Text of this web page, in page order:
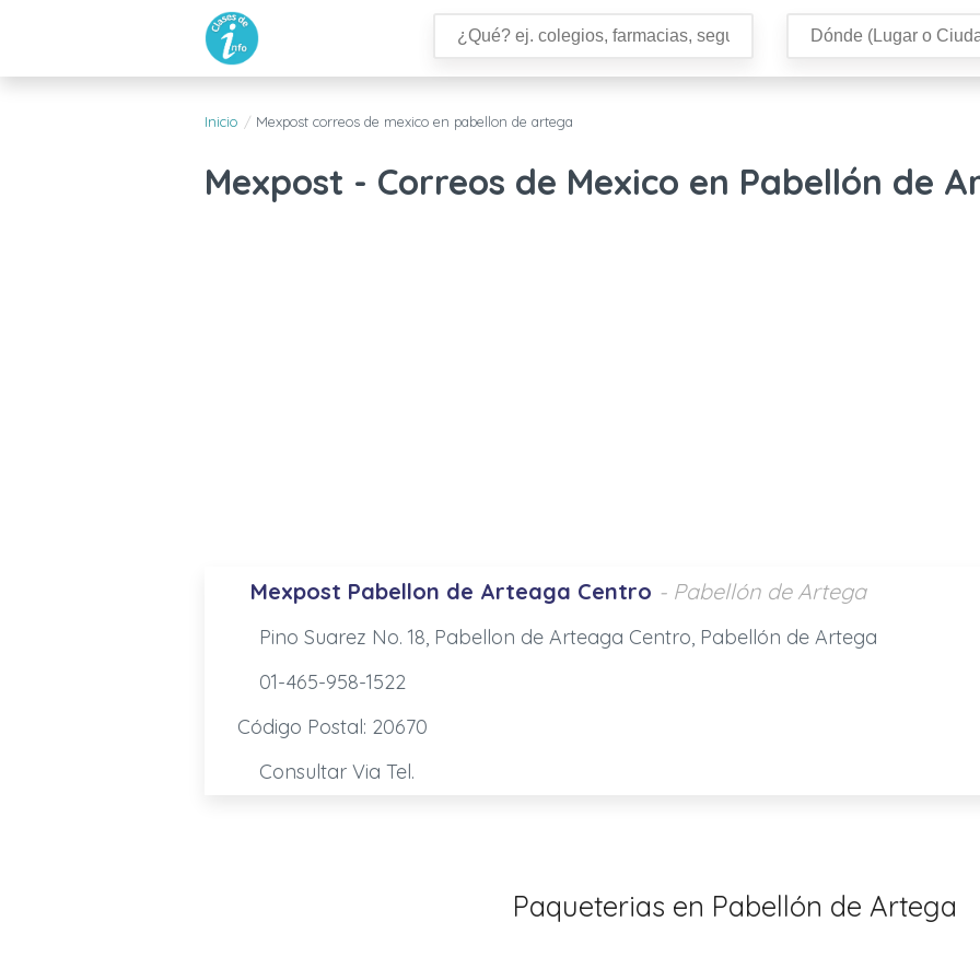
Inicio Mexpost correos de mexico en pabellon de artega
Mexpost - Correos de Mexico en Pabellón de
Mexpost Pabellon de Arteaga Centro - Pabellón de Artega
Pino Suarez No. 18, Pabellon de Arteaga Centro, Pabellón de Artega
01-465-958-1522
Código Postal: 20670
Consultar Via Tel.
Paqueterias en Pabellón de Artega